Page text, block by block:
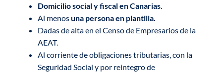
Domicilio social y fiscal en Canarias.
Al menosuna persona en plantilla.
Dadas de alta en el Censo de Empresarios de la
AEAT.
Al corriente de obligaciones tributarias, con la
Seguridad Social y por reintegro de